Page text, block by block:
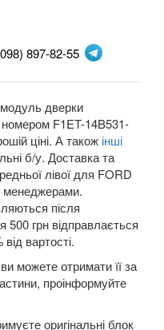
897-82-55
дверки
номером F1ET-14B531-
ціні. А також інші
б/у. Доставка та
лівої для FORD
менеджерами.
після
500 грн відправлається
вартості.
можете отримати її за
проінформуйте
оригінальні блок